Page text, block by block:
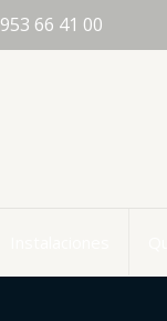
953 66 41 00